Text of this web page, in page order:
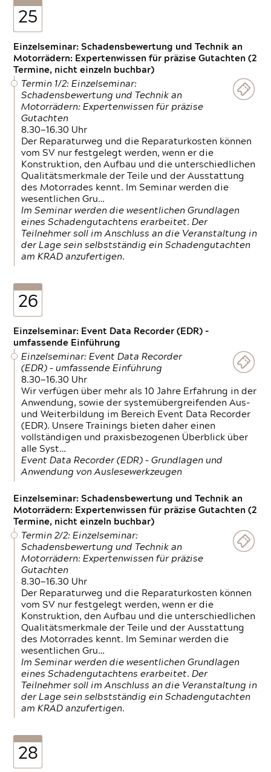
25
Einzelseminar: Schadensbewertung und Technik an
Motorrädern: Expertenwissen für präzise Gutachten (2
Termine, nicht einzeln buchbar)
Termin 1/2: Einzelseminar:
Schadensbewertung und Technik an
Motorrädern: Expertenwissen für präzise
Gutachten
8.30—16.30 Uhr
Der Reparaturweg und die Reparaturkosten können
vom SV nur festgelegt werden, wenn er die
Konstruktion, den Aufbau und die unterschiedlichen
Qualitätsmerkmale der Teile und der Ausstattung
des Motorrades kennt. Im Seminar werden die
wesentlichen Gru…
Im Seminar werden die wesentlichen Grundlagen
eines Schadengutachtens erarbeitet. Der
Teilnehmer soll im Anschluss an die Veranstaltung in
der Lage sein selbstständig ein Schadengutachten
am KRAD anzufertigen.
26
Einzelseminar: Event Data Recorder (EDR) –
umfassende Einführung
Einzelseminar: Event Data Recorder
(EDR) – umfassende Einführung
8.30—16.30 Uhr
Wir verfügen über mehr als 10 Jahre Erfahrung in der
Anwendung, sowie der systemübergreifenden Aus-
und Weiterbildung im Bereich Event Data Recorder
(EDR). Unsere Trainings bieten daher einen
vollständigen und praxisbezogenen Überblick über
alle Syst…
Event Data Recorder (EDR) – Grundlagen und
Anwendung von Auslesewerkzeugen
Einzelseminar: Schadensbewertung und Technik an
Motorrädern: Expertenwissen für präzise Gutachten (2
Termine, nicht einzeln buchbar)
Termin 2/2: Einzelseminar:
Schadensbewertung und Technik an
Motorrädern: Expertenwissen für präzise
Gutachten
8.30—16.30 Uhr
Der Reparaturweg und die Reparaturkosten können
vom SV nur festgelegt werden, wenn er die
Konstruktion, den Aufbau und die unterschiedlichen
Qualitätsmerkmale der Teile und der Ausstattung
des Motorrades kennt. Im Seminar werden die
wesentlichen Gru…
Im Seminar werden die wesentlichen Grundlagen
eines Schadengutachtens erarbeitet. Der
Teilnehmer soll im Anschluss an die Veranstaltung in
der Lage sein selbstständig ein Schadengutachten
am KRAD anzufertigen.
28